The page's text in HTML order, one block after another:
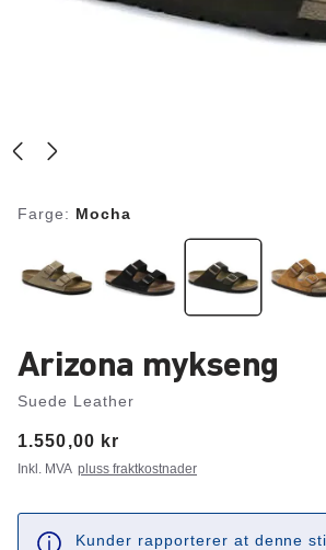
Farge: Mocha
Arizona mykseng
Suede Leather
Price:
1.550,00 kr
Inkl. MVA pluss fraktkostnader
Kunder rapporterer at denne